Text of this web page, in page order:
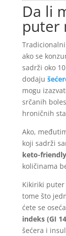
Da li
puter
ako se
sadrži oko
dodaju
mogu
srčanih
hroničnih
Ako,
koji sadrži
keto-friendly
količinama
Kikiriki puter
tome što
ćete se
indeks (GI
šećera i